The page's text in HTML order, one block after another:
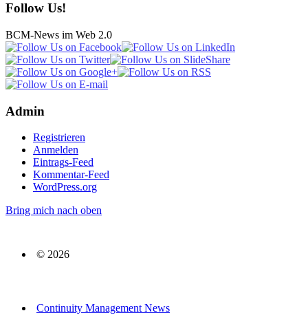
Follow Us!
BCM-News im Web 2.0
Admin
Registrieren
Anmelden
Eintrags-Feed
Kommentar-Feed
WordPress.org
Bring mich nach oben
© 2026
Continuity Management News